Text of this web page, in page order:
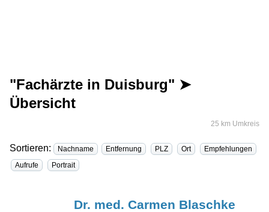
"Fachärzte in Duisburg" ➤
Übersicht
25 km Umkreis
Sortieren: Nachname Entfernung PLZ Ort
Empfehlungen
Aufrufe
Portrait
Dr. med. Carmen Blaschke